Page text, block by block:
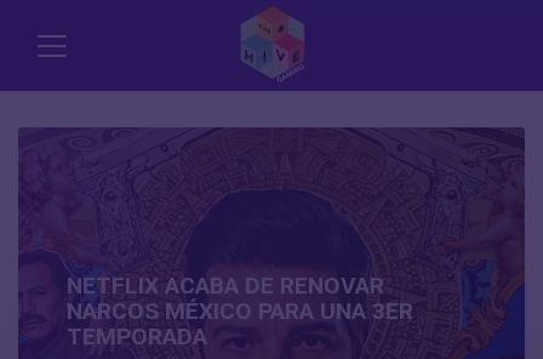
NETFLIX ACABA DE RENOVAR
NARCOS MÉXICO PARA UNA 3ER
TEMPORADA